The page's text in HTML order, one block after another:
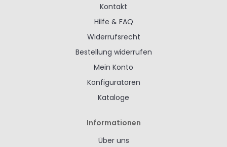
Kontakt
Hilfe & FAQ
Widerrufsrecht
Bestellung widerrufen
Mein Konto
Konfiguratoren
Kataloge
Informationen
Über uns